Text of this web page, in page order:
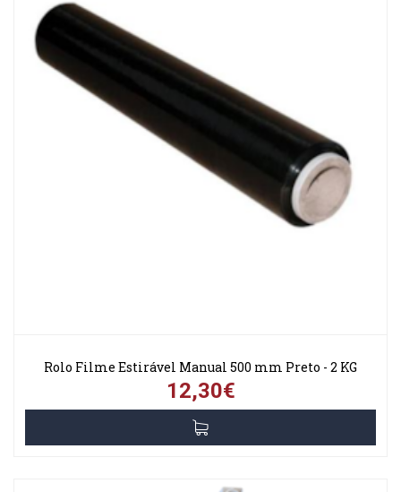
Rolo Filme Estirável Manual 500 mm Preto - 2 KG
12,30€